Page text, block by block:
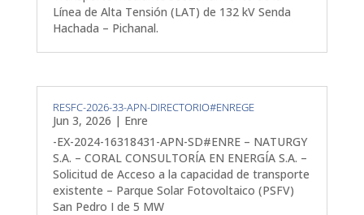
Línea de Alta Tensión (LAT) de 132 kV Senda
Hachada – Pichanal.
RESFC-2026-33-APN-DIRECTORIO#ENREGE
Jun 3, 2026 | Enre
-EX-2024-16318431-APN-SD#ENRE – NATURGY
S.A. – CORAL CONSULTORÍA EN ENERGÍA S.A. –
Solicitud de Acceso a la capacidad de transporte
existente – Parque Solar Fotovoltaico (PSFV)
San Pedro I de 5 MW